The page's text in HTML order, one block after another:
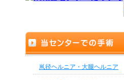
鼡径ヘルニア・大腿ヘルニア